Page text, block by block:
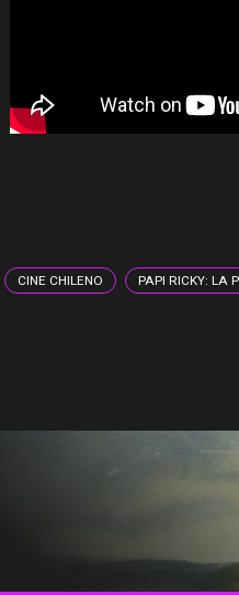
CINE CHILENO PAPI RICKY: LA